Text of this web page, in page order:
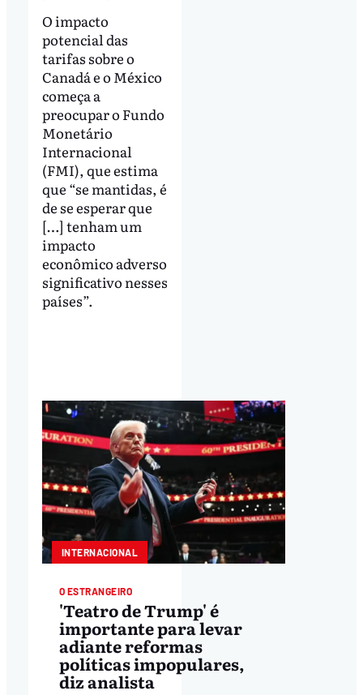
O impacto
potencial das
tarifas sobre o
Canadá e o México
começa a
preocupar o Fundo
Monetário
Internacional
(FMI), que estima
que “se mantidas, é
de se esperar que
[…] tenham um
impacto
econômico adverso
significativo nesses
países”.
INTERNACIONAL
O ESTRANGEIRO
'Teatro de Trump' é
importante para levar
adiante reformas
políticas impopulares,
diz analista